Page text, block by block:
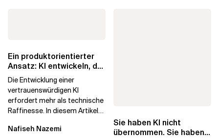
Ein produktorientierter
Ansatz: KI entwickeln, der
die Menschen vertrauen
Die Entwicklung einer
vertrauenswürdigen KI
erfordert mehr als technische
Raffinesse. In diesem Artikel
Begehrlichkeit von KI...
Nafiseh Nazemi
Sie haben KI nicht
übernommen. Sie haben